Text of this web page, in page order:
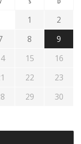
S D
1
2
8
9
15
16
22
23
29
30